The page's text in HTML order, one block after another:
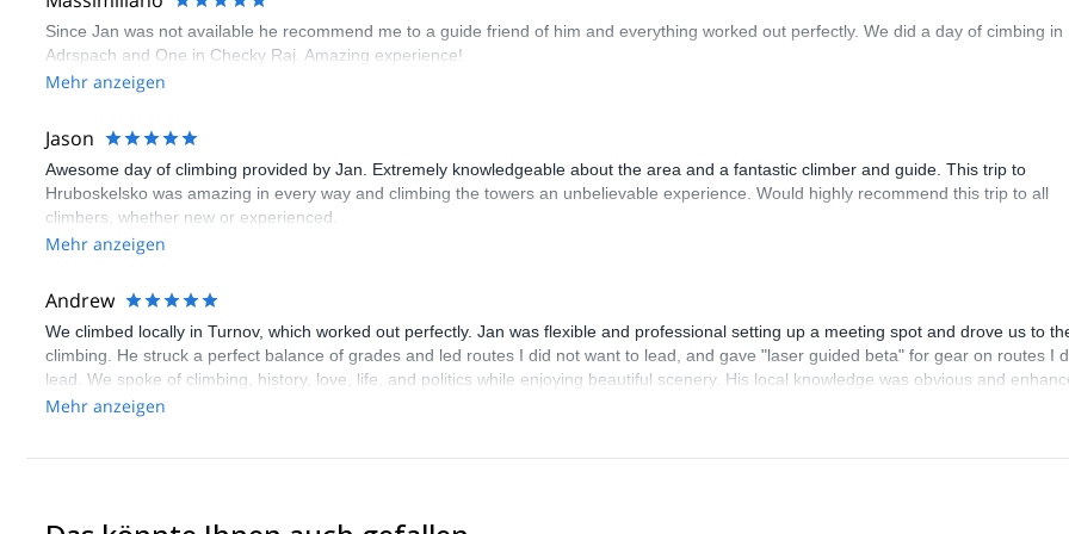
Since Jan was not available he recommend me to a guide friend of him and everything worked out perfectly. We did a day of cimbing in
Adrspach and One in Checky Raj. Amazing experience!
Mehr anzeigen
Jason
Awesome day of climbing provided by Jan. Extremely knowledgeable about the area and a fantastic climber and guide. This trip to
Hruboskelsko was amazing in every way and climbing the towers an unbelievable experience. Would highly recommend this trip to all
climbers, whether new or experienced.
Mehr anzeigen
Andrew
We climbed locally in Turnov, which worked out perfectly. Jan was flexible and professional setting up a meeting spot and drove us to
climbing. He struck a perfect balance of grades and led routes I did not want to lead, and gave "laser guided beta" for gear on routes I
lead. We spoke of climbing, history, love, life, and politics while enjoying beautiful scenery. His local knowledge was obvious and
the whole trip. While Czech sandstone is not for the faint of heart, Jan made this side of climbing very accessible and pleasurable far
Mehr anzeigen